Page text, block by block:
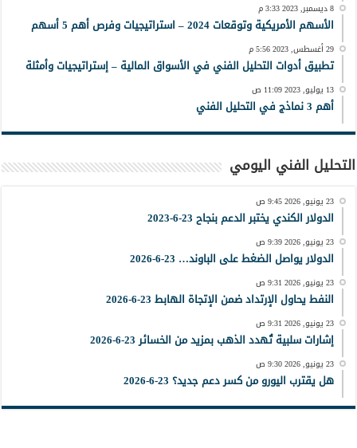
8 ديسمبر, 2023 3:33 م
الأسهم الأمريكية وتوقعات 2024 – استراتيجيات وفرص أهم 5 أسهم
29 أغسطس, 2023 5:56 م
تطبيق أدوات التحليل الفني في الأسواق المالية – إستراتيجيات وأمثلة
13 يوليو, 2023 11:09 ص
أهم 3 نماذج في التحليل الفني
التحليل الفني اليومي
23 يونيو, 2026 9:45 ص
الدولار الكندي يختبر الدعم بنجاح 23-6-2023
23 يونيو, 2026 9:39 ص
الدولار يواصل الضغط على الباوند… 23-6-2026
23 يونيو, 2026 9:31 ص
النفط يحاول الإرتداد ضمن الإتجاة الهابط 23-6-2026
23 يونيو, 2026 9:31 ص
إشارات سلبية تُهدد الذهب بمزيد من الخسائر 23-6-2026
23 يونيو, 2026 9:30 ص
هل يقترب اليورو من كسر دعم جديد؟ 23-6-2026